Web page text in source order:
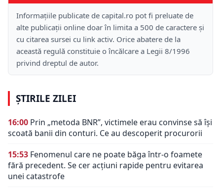
Informațiile publicate de capital.ro pot fi preluate de
alte publicații online doar în limita a 500 de caractere și
cu citarea sursei cu link activ. Orice abatere de la
această regulă constituie o încălcare a Legii 8/1996
privind dreptul de autor.
ȘTIRILE ZILEI
16:00 Prin „metoda BNR”, victimele erau convinse să își
scoată banii din conturi. Ce au descoperit procurorii
15:53 Fenomenul care ne poate băga într-o foamete
fără precedent. Se cer acțiuni rapide pentru evitarea
unei catastrofe